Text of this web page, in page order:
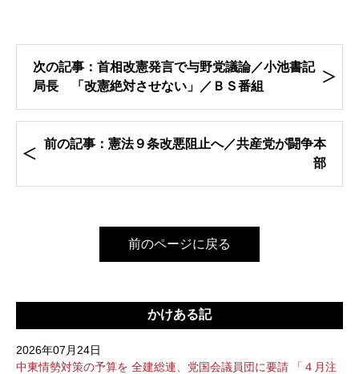
次の記事：首相改憲発言で与野党議論／小池書記
局長 「改憲絶対させない」／ＢＳ番組
前の記事：憲法９条改悪阻止へ／共産党が闘争本
部
前のページに戻る
かけある記
2026年07月24日
中東情勢対策の予算を 全建総連、党国会議員団に要請 「４月注